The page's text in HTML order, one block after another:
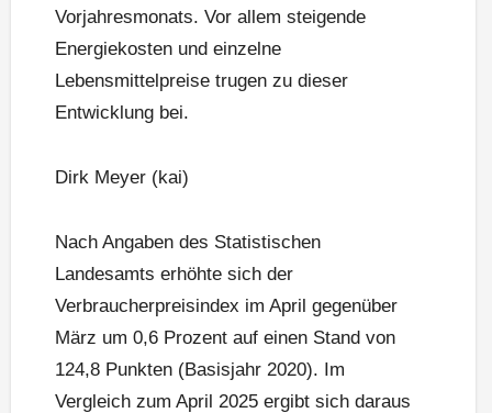
Vorjahresmonats. Vor allem steigende
Energiekosten und einzelne
Lebensmittelpreise trugen zu dieser
Entwicklung bei.
Dirk Meyer (kai)
Nach Angaben des Statistischen
Landesamts erhöhte sich der
Verbraucherpreisindex im April gegenüber
März um 0,6 Prozent auf einen Stand von
124,8 Punkten (Basisjahr 2020). Im
Vergleich zum April 2025 ergibt sich daraus